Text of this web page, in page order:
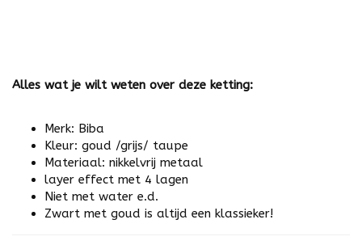
Alles wat je wilt weten over deze ketting:
Merk: Biba
Kleur: goud /grijs/ taupe
Materiaal: nikkelvrij metaal
layer effect met 4 lagen
Niet met water e.d.
Zwart met goud is altijd een klassieker!